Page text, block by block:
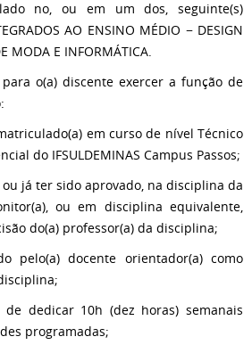
no, ou em um dos, seguinte(s)
AO ENSINO MÉDIO − DESIGN
MODA E INFORMÁTICA.
o(a) discente exercer a função de
em curso de nível Técnico
do IFSULDEMINAS Campus Passos;
já ter sido aprovado, na disciplina da
ou em disciplina equivalente,
do(a) professor(a) da disciplina;
pelo(a) docente orientador(a) como
dedicar 10h (dez horas) semanais
programadas;